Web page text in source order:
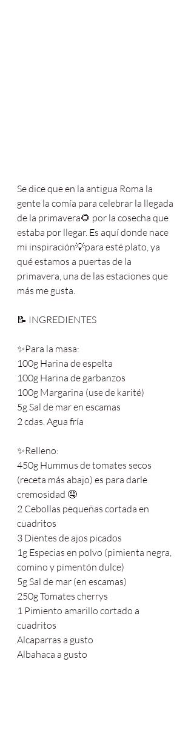
Se dice que en la antigua Roma la
gente la comía para celebrar la llegada
de la primavera🌻 por la cosecha que
estaba por llegar. Es aquí donde nace
mi inspiración💡para esté plato, ya
qué estamos a puertas de la
primavera, una de las estaciones que
más me gusta.
📝 INGREDIENTES
✨Para la masa:
100g Harina de espelta
100g Harina de garbanzos
100g Margarina (use de karité)
5g Sal de mar en escamas
2 cdas. Agua fría
✨Relleno:
450g Hummus de tomates secos
(receta más abajo) es para darle
cremosidad 🤤
2 Cebollas pequeñas cortada en
cuadritos
3 Dientes de ajos picados
1g Especias en polvo (pimienta negra,
comino y pimentón dulce)
5g Sal de mar (en escamas)
250g Tomates cherrys
1 Pimiento amarillo cortado a
cuadritos
Alcaparras a gusto
Albahaca a gusto